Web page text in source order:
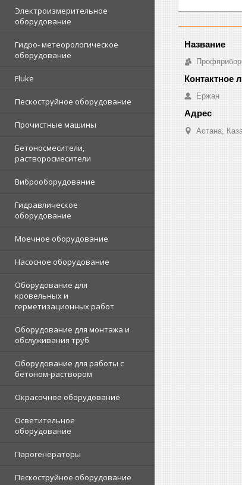
Электроизмерительное
оборудование
Гидро- метеорологическое
оборудование
Fluke
Пескоструйное оборудование
Прочистные машины
Бетоносмесители,
растворосмесители
Виброоборудование
Гидравлическое
оборудование
Моечное оборудование
Насосное оборудование
Оборудование для
кровельных и
герметизационных работ
Оборудование для монтажа и
обслуживания труб
Оборудование для работы с
бетоном-раствором
Окрасочное оборудование
Осветительное
оборудование
Парогенераторы
Пескоструйное оборудование
Ержан
Астана,